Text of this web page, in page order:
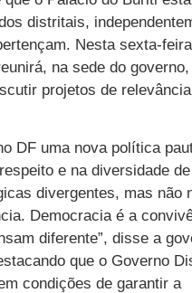
distritais,
Nesta sexta-
na sede do
projetos de
DF uma nova política
e na diversidade de
divergentes, mas não
Democracia é a
diferente”, disse a
que o Governo
condições de garantir a